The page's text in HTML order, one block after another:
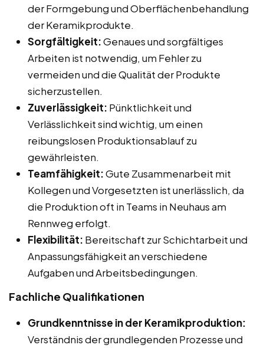
der Formgebung und Oberflächenbehandlung
der Keramikprodukte.
Sorgfältigkeit:Genaues und sorgfältiges
Arbeiten ist notwendig, um Fehler zu
vermeiden und die Qualität der Produkte
sicherzustellen.
Zuverlässigkeit: Pünktlichkeit und
Verlässlichkeit sind wichtig, um einen
reibungslosen Produktionsablauf zu
gewährleisten.
Teamfähigkeit:Gute Zusammenarbeit mit
Kollegen und Vorgesetzten ist unerlässlich, da
die Produktion oft in Teams in Neuhaus am
Rennweg erfolgt.
Flexibilität: Bereitschaft zur Schichtarbeit und
Anpassungsfähigkeit an verschiedene
Aufgaben und Arbeitsbedingungen.
Fachliche Qualifikationen
Grundkenntnisse in der Keramikproduktion:
Verständnis der grundlegenden Prozesse und